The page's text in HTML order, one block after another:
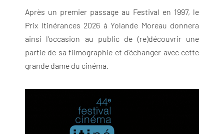
Après un premier passage au Festival en 1997, le
Prix Itinérances 2026 à Yolande Moreau donnera
ainsi l’occasion au public de (re)découvrir une
partie de sa filmographie et d’échanger avec cette
grande dame du cinéma.